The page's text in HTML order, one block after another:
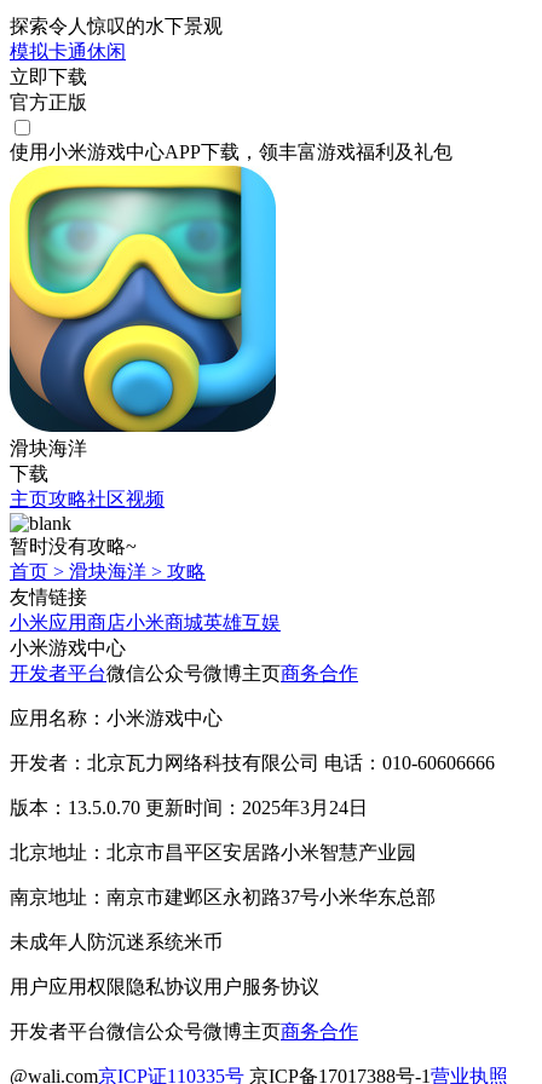
探索令人惊叹的水下景观
模拟卡通休闲
立即下载
官方正版
使用小米游戏中心APP下载 ，领丰富游戏福利 及礼包
滑块海洋
下载
主页攻略社区视频
暂时没有攻略~
首页 > 滑块海洋 > 攻略
友情链接
小米应用商店小米商城英雄互娱
小米游戏中心
开发者平台微信公众号微博主页商务合作
应用名称：小米游戏中心
开发者：北京瓦力网络科技有限公司 电话：010-60606666
版本：13.5.0.70 更新时间：2025年3月24日
北京地址：北京市昌平区安居路小米智慧产业园
南京地址：南京市建邺区永初路37号小米华东总部
未成年人防沉迷系统米币
用户应用权限隐私协议用户服务协议
开发者平台微信公众号微博主页商务合作
@wali.com京ICP证110335号 京ICP备17017388号-1营业执照